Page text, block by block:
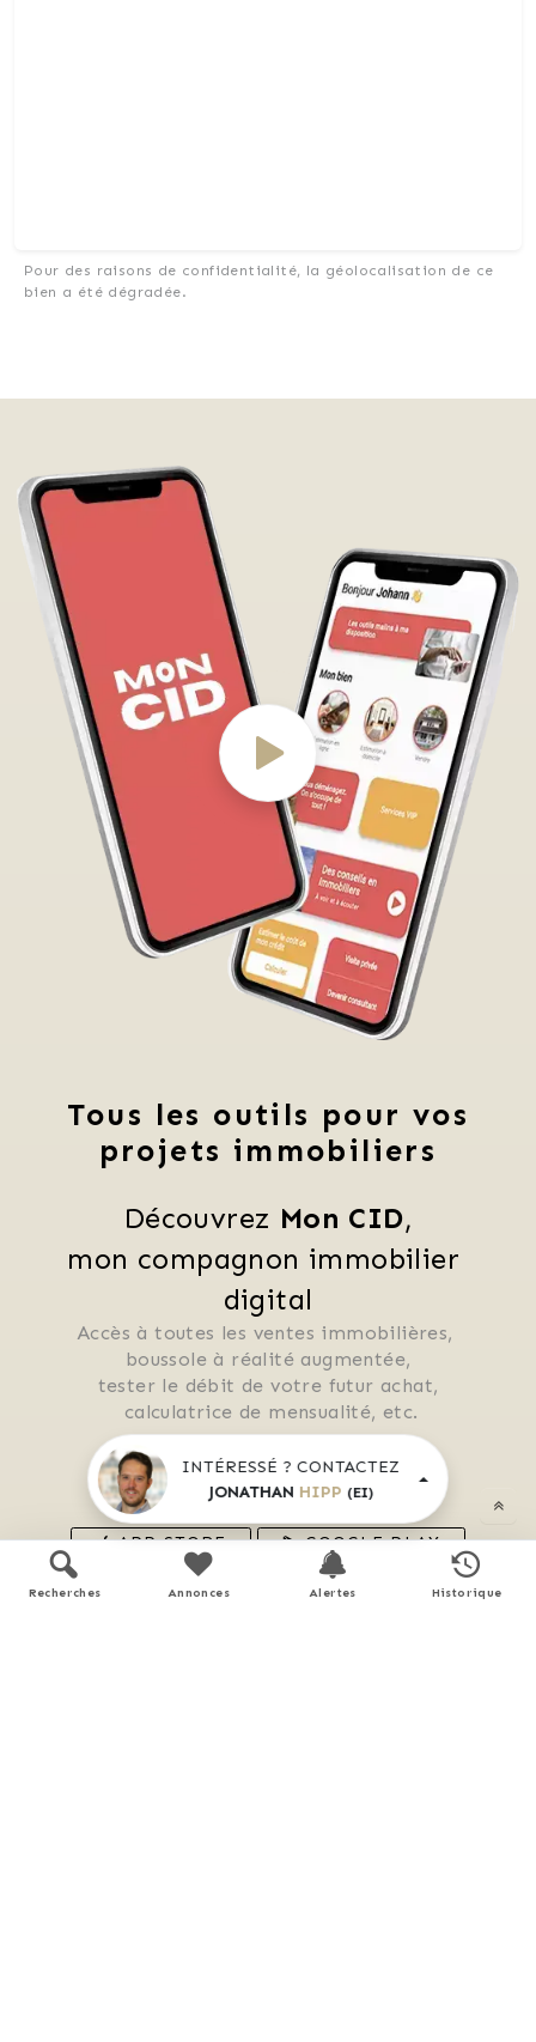
Pour des raisons de confidentialité, la géolocalisation de ce
bien a été dégradée.
Tous les outils pour vos
projets immobiliers
Découvrez Mon CID,
mon compagnon immobilier
digital
Accès à toutes les ventes immobilières,
boussole à réalité augmentée,
tester le débit de votre futur achat,
calculatrice de mensualité, etc.
Application mobile disponible sur
APP STORE GOOGLE PLAY
En savoir plus
INTÉRESSÉ ? CONTACTEZ
JONATHAN HIPP (EI)
Recherches Annonces Alertes Historique